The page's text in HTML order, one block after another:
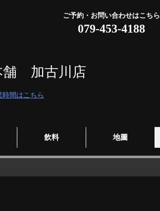
ご予約・お問い合わせはこちら
079-453-4188
舗 加古川店
時間はこちら
飲料 地圖